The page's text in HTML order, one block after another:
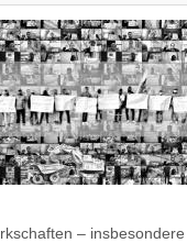
–